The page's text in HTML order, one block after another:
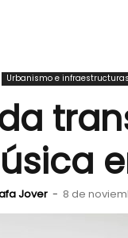
Urbanismo e infraestructuras
Jover - 8 de